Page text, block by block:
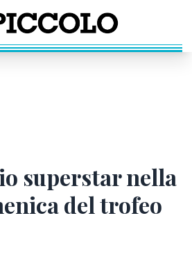
superstar nella
del trofeo